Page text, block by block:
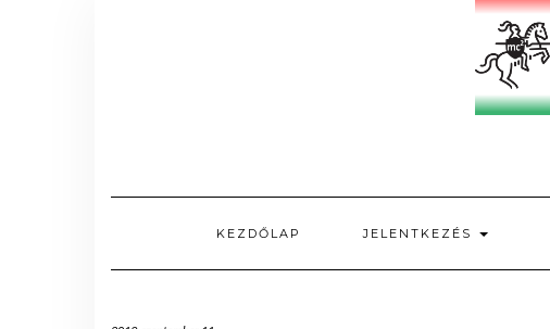
KEZDŐLAP JELENTKEZÉS